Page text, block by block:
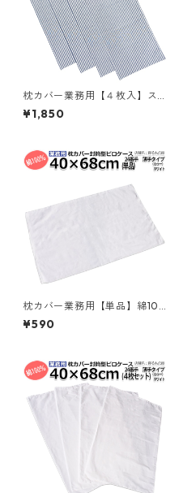
枕カバー業務用【４枚入】ス
トライプ ピローケース 封筒型
ポリ65% 綿35% 45x80cm 中
ト投函配送）三露産業 ホテル
旅館 民宿 民泊／364580140
¥1,850
枕カバー業務用【単品】綿10
0% 40×68cm 薄手タイプ ピ
ローケース 封筒型 ホワイト 白
泊／367563920
¥590